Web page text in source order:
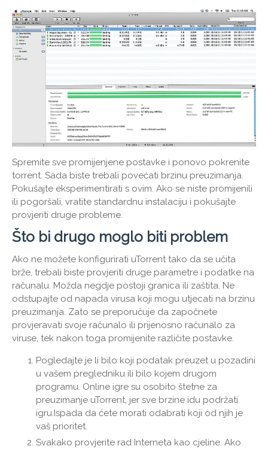
Spremite sve promijenjene postavke i ponovo pokrenite
torrent. Sada biste trebali povećati brzinu preuzimanja.
Pokušajte eksperimentirati s ovim. Ako se niste promijenili
ili pogoršali, vratite standardnu ​​instalaciju i pokušajte
provjeriti druge probleme.
Što bi drugo moglo biti problem
Ako ne možete konfigurirati uTorrent tako da se učita
brže, trebali biste provjeriti druge parametre i podatke na
računalu. Možda negdje postoji granica ili zaštita. Ne
odstupajte od napada virusa koji mogu utjecati na brzinu
preuzimanja. Zato se preporučuje da započnete
provjeravati svoje računalo ili prijenosno računalo za
viruse, tek nakon toga promijenite različite postavke.
Pogledajte je li bilo koji podatak preuzet u pozadini
u vašem pregledniku ili bilo kojem drugom
programu. Online igre su osobito štetne za
preuzimanje uTorrent, jer sve brzine idu podržati
igru.Ispada da ćete morati odabrati koji od njih je
vaš prioritet.
Svakako provjerite rad Interneta kao cjeline. Ako